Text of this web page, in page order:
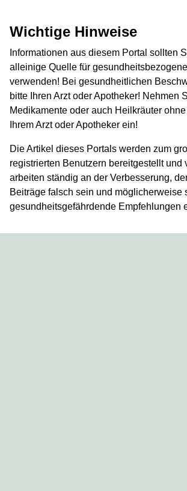
Wichtige Hinweise
Informationen aus diesem Portal sollten
alleinige Quelle für
verwenden! Bei gesundheitlichen
bitte Ihren Arzt oder Apotheker! Nehmen
Medikamente oder auch Heilkräuter
Ihrem Arzt oder Apotheker ein!
Die Artikel dieses Portals werden zum
registrierten Benutzern bereitgestellt und
arbeiten ständig an der Verbesserung,
Beiträge falsch sein und möglicherweise
gesundheitsgefährdende Empfehlungen